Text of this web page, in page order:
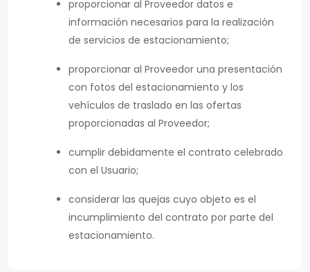
proporcionar al Proveedor datos e
información necesarios para la realización
de servicios de estacionamiento;
proporcionar al Proveedor una presentación
con fotos del estacionamiento y los
vehículos de traslado en las ofertas
proporcionadas al Proveedor;
cumplir debidamente el contrato celebrado
con el Usuario;
considerar las quejas cuyo objeto es el
incumplimiento del contrato por parte del
estacionamiento.